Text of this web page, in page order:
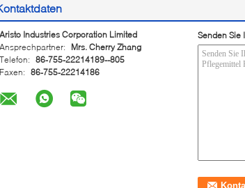
Aristo Industries Corporation Limited
Ansprechpartner:
Mrs. Cherry Zhang
Telefon: 86-755-22214189--805
Faxen: 86-755-22214186
Senden Sie